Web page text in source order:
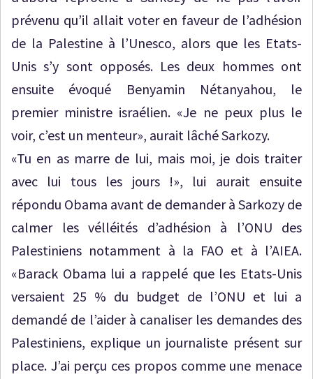
prévenu qu’il allait voter en faveur de l’adhésion
de la Palestine à l’Unesco, alors que les Etats-
Unis s’y sont opposés. Les deux hommes ont
ensuite évoqué Benyamin Nétanyahou, le
premier ministre israélien. «Je ne peux plus le
voir, c’est un menteur», aurait lâché Sarkozy.
«Tu en as marre de lui, mais moi, je dois traiter
avec lui tous les jours !», lui aurait ensuite
répondu Obama avant de demander à Sarkozy de
calmer les vélléités d’adhésion à l’ONU des
Palestiniens notamment à la FAO et à l’AIEA.
«Barack Obama lui a rappelé que les Etats-Unis
versaient 25 % du budget de l’ONU et lui a
demandé de l’aider à canaliser les demandes des
Palestiniens, explique un journaliste présent sur
place. J’ai perçu ces propos comme une menace